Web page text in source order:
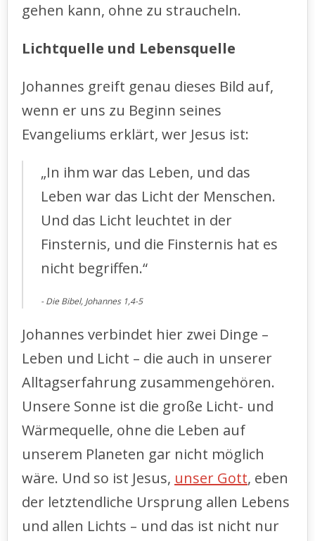
gehen kann, ohne zu straucheln.
Lichtquelle und Lebensquelle
Johannes greift genau dieses Bild auf,
wenn er uns zu Beginn seines
Evangeliums erklärt, wer Jesus ist:
„In ihm war das Leben, und das
Leben war das Licht der Menschen.
Und das Licht leuchtet in der
Finsternis, und die Finsternis hat es
nicht begriffen.“
Die Bibel, Johannes 1,4-5
Johannes verbindet hier zwei Dinge –
Leben und Licht – die auch in unserer
Alltagserfahrung zusammengehören.
Unsere Sonne ist die große Licht- und
Wärmequelle, ohne die Leben auf
unserem Planeten gar nicht möglich
wäre. Und so ist Jesus, unser Gott, eben
der letztendliche Ursprung allen Lebens
und allen Lichts – und das ist nicht nur